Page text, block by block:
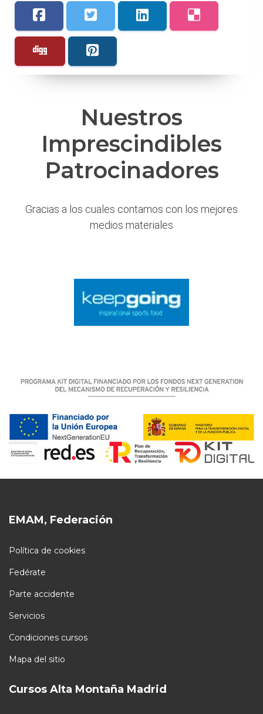
Nuestros
Imprescindibles
Patrocinadores
Gracias a los cuales contamos con los mejores
medios materiales
EMAM, Federación
Política de cookies
Fedérate
Parte accidente
Servicios
Condiciones cursos
Mapa del sitio
Cursos Alta Montaña Madrid